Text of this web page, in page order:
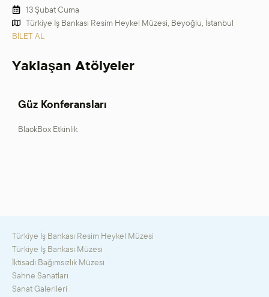
13 Şubat Cuma
Türkiye İş Bankası Resim Heykel Müzesi, Beyoğlu, İstanbul
BİLET AL
Yaklaşan Atölyeler
Güz Konferansları
BlackBox Etkinlik
Türkiye İş Bankası Resim Heykel Müzesi
Türkiye İş Bankası Müzesi
İktisadi Bağımsızlık Müzesi
Sahne Sanatları
Sanat Galerileri